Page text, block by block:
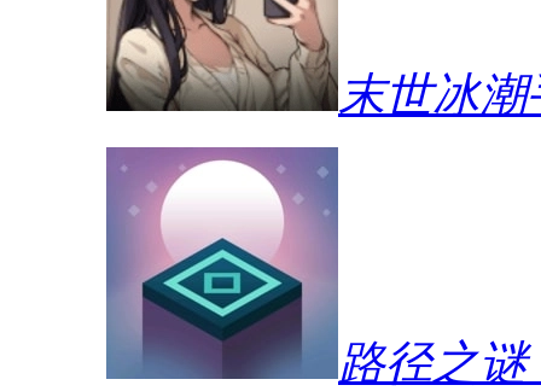
末世冰潮
路径之谜